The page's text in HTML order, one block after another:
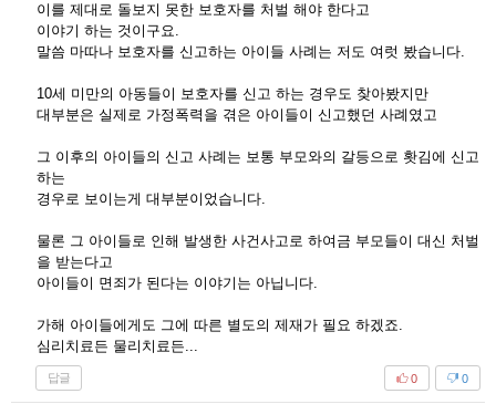
이를 제대로 돌보지 못한 보호자를 처벌 해야 한다고
이야기 하는 것이구요.
말씀 마따나 보호자를 신고하는 아이들 사례는 저도 여럿 봤습니다.
10세 미만의 아동들이 보호자를 신고 하는 경우도 찾아봤지만
대부분은 실제로 가정폭력을 겪은 아이들이 신고했던 사례였고
그 이후의 아이들의 신고 사례는 보통 부모와의 갈등으로 홧김에 신고
하는
경우로 보이는게 대부분이었습니다.
물론 그 아이들로 인해 발생한 사건사고로 하여금 부모들이 대신 처벌
을 받는다고
아이들이 면죄가 된다는 이야기는 아닙니다.
가해 아이들에게도 그에 따른 별도의 제재가 필요 하겠죠.
심리치료든 물리치료든...
답글 0
0